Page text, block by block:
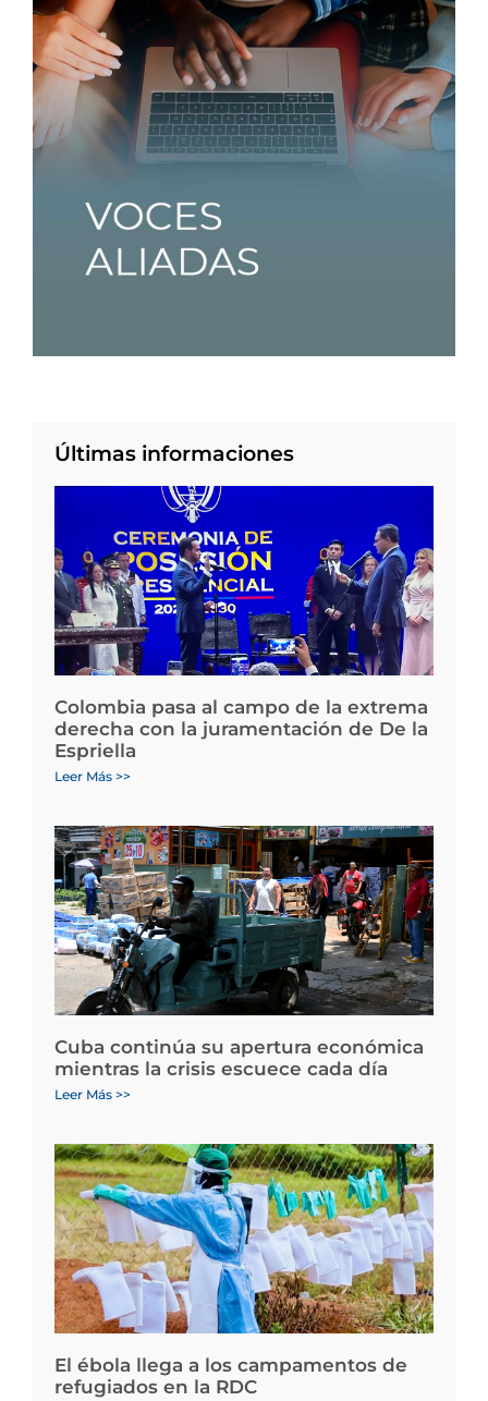
Últimas informaciones
Colombia pasa al campo de la extrema
derecha con la juramentación de De la
Espriella
Leer Más >>
Cuba continúa su apertura económica
mientras la crisis escuece cada día
Leer Más >>
El ébola llega a los campamentos de
refugiados en la RDC